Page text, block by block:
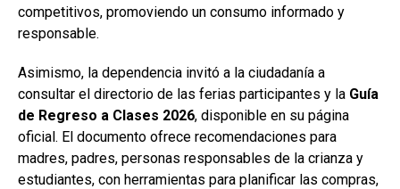
competitivos, promoviendo un consumo informado y
responsable.
Asimismo, la dependencia invitó a la ciudadanía a
consultar el directorio de las ferias participantes y la Guía
de Regreso a Clases 2026, disponible en su página
oficial. El documento ofrece recomendaciones para
madres, padres, personas responsables de la crianza y
estudiantes, con herramientas para planificar las compras,